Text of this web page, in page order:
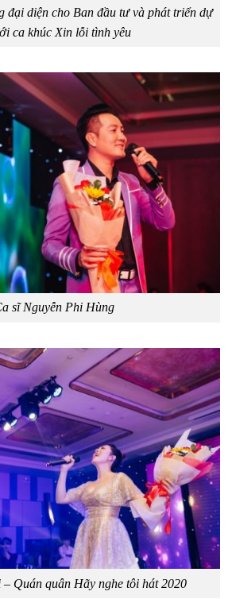
đại diện cho Ban đầu tư và phát triển dự
ca khúc Xin lỗi tình yêu
sĩ Nguyễn Phi Hùng
– Quán quân Hãy nghe tôi hát 2020